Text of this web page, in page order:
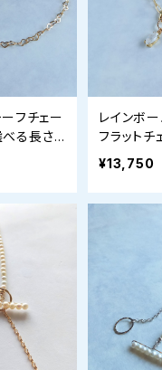
フチェー
る長さ4
レインボ
フラットチ
ト
¥13,750